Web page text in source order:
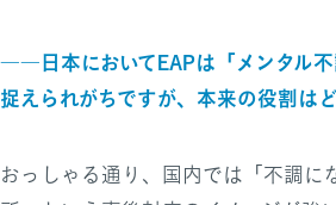
――日本においてEAPは「メンタル
捉えられがちですが、本来の役割は
おっしゃる通り、国内では「不調に